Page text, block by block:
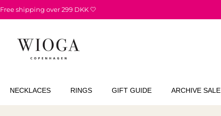
Free shipping over 299 DKK 🤍
NECKLACES RINGS GIFT GUIDE ARCHIVE SALE